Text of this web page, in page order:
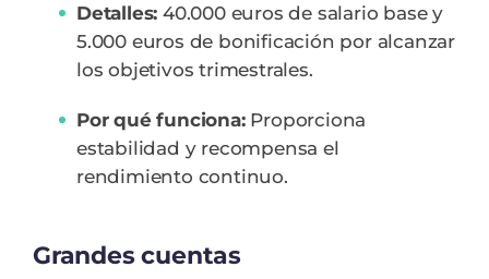
Detalles: 40.000 euros de salario base y
5.000 euros de bonificación por alcanzar
los objetivos trimestrales.
Por qué funciona:Proporciona
estabilidad y recompensa el
rendimiento continuo.
Grandes cuentas